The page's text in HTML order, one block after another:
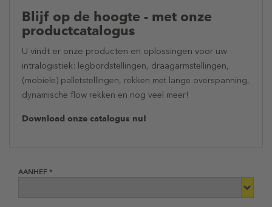
Blijf op de hoogte - met onze
productcatalogus
U vindt er onze producten en oplossingen voor uw
intralogistiek: legbordstellingen, draagarmstellingen,
(mobiele) palletstellingen, rekken met lange overspanning,
dynamische flow rekken en nog veel meer!
Download onze catalogus nu!
AANHEF *